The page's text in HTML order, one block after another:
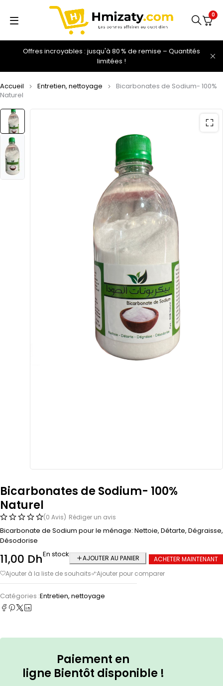
Offres incroyables : jusqu'à 80 % de remise – Quantités
limitées !
0
Accueil Entretien, nettoyage
Bicarbonates de Sodium- 100%
Naturel
Bicarbonates de Sodium- 100%
Naturel
(0 Avis) Rédiger un avis
Bicarbonate de Sodium pour le ménage: Nettoie, Détarte, Dégraisse,
Désodorise
11,00 DhEn stock AJOUTER AU PANIER ACHETER MAINTENANT
Catégories :Entretien, nettoyage
Paiement en
ligne Bientôt disponible !